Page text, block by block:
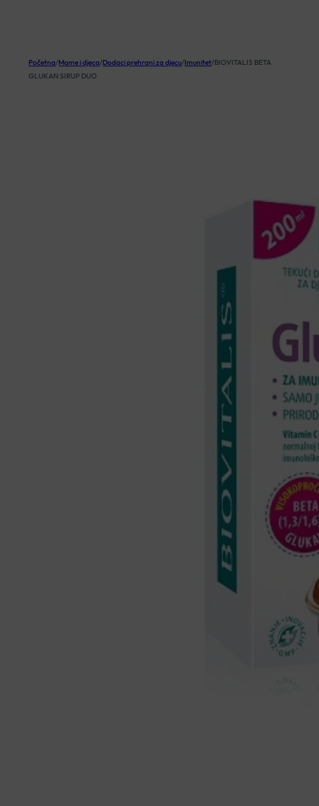
Početna/Mame i djeca/Dodaci prehrani za djecu/Imunitet/BIOVITALIS BETA
GLUKAN SIRUP DUO